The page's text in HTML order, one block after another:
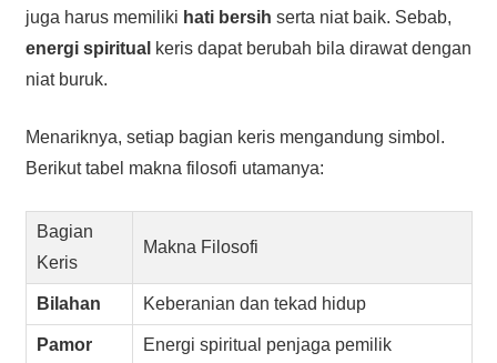
juga harus memiliki hati bersih serta niat baik. Sebab,
energi spiritual keris dapat berubah bila dirawat dengan
niat buruk.
Menariknya, setiap bagian keris mengandung simbol.
Berikut tabel makna filosofi utamanya:
Bagian
Keris
Makna Filosofi
Bilahan Keberanian dan tekad hidup
Pamor Energi spiritual penjaga pemilik